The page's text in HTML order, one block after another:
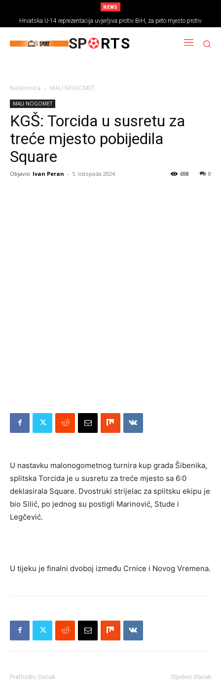
NEWS
Hrvatska U-14 reprezentacija uvjerljiva protiv BiH, za peto mjesto protiv
Rumunjske
SP RTS
Naslovnica MALI NOGOMET
MALI NOGOMET
KGŠ: Torcida u susretu za
treće mjesto pobijedila
Square
Objavio Ivan Peran - 5. listopada 2024. 0
698
U nastavku malonogometnog turnira kup grada Šibenika,
splitska Torcida je u susretu za treće mjesto sa 6:0
deklasirala Square. Dvostruki strijelac za splitsku ekipu je
bio Silić, po jednog su postigli Marinović, Stude i
Legčević.
U tijeku je finalni dvoboj između Crnice i Novog Vremena.
Prethodni članak Sljedeći članak